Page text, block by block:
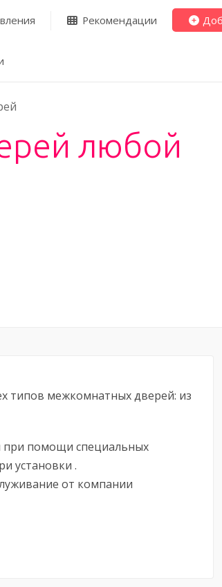
Рекомендации
любой
типов межкомнатных дверей: из
при помощи специальных
установки .
от компании